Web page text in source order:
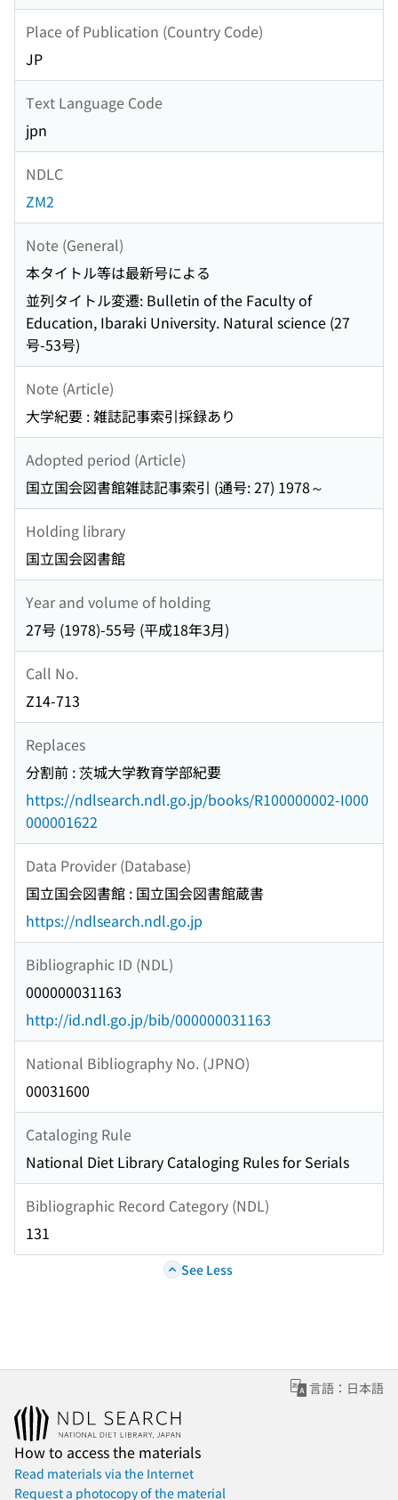
Place of Publication (Country Code)
JP
Text Language Code
jpn
NDLC
ZM2
Note (General)
本タイトル等は最新号による
並列タイトル変遷: Bulletin of the Faculty of
Education, Ibaraki University. Natural science (27
号-53号)
Note (Article)
大学紀要 : 雑誌記事索引採録あり
Adopted period (Article)
国立国会図書館雑誌記事索引 (通号: 27) 1978～
Holding library
国立国会図書館
Year and volume of holding
27号 (1978)-55号 (平成18年3月)
Call No.
Z14-713
Replaces
分割前 : 茨城大学教育学部紀要
https://ndlsearch.ndl.go.jp/books/R100000002-I000
000001622
Data Provider (Database)
国立国会図書館 : 国立国会図書館蔵書
https://ndlsearch.ndl.go.jp
Bibliographic ID (NDL)
000000031163
http://id.ndl.go.jp/bib/000000031163
National Bibliography No. (JPNO)
00031600
Cataloging Rule
National Diet Library Cataloging Rules for Serials
Bibliographic Record Category (NDL)
131
See Less
言語：日本語
How to access the materials
Read materials via the Internet
Request a photocopy of the material